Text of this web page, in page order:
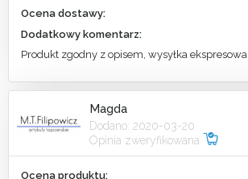
Ocena dostawy:
Dodatkowy komentarz:
Produkt zgodny z opisem, wysyłka ekspresowa
Magda
Dodano: 2020-03-20
Opinia zweryfikowana
Ocena produktu: